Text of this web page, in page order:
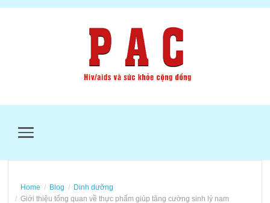
MENU
Home Blog
Dinh dưỡng
Giới thiệu tổng quan về thực phẩm giúp tăng cường sinh lý nam